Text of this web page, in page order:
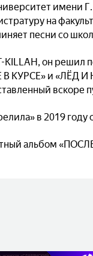
имени
на
песни со
KILLAH, он решил
В КУРСЕ» и «ЛЁД
в 2019
альбом